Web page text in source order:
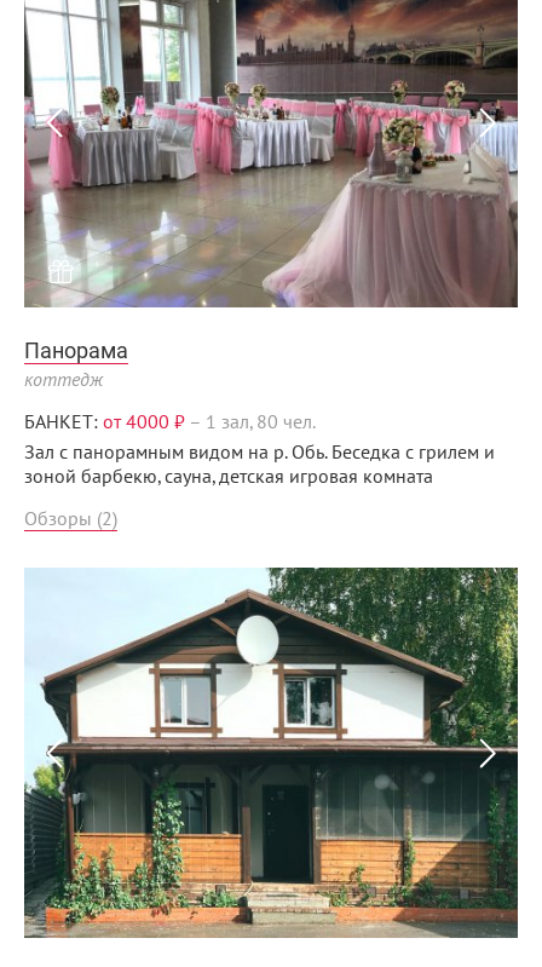
Menunsk.ru
Панорама
коттедж
БАНКЕТ: от 4000 ₽ – 1 зал, 80 чел.
Зал с панорамным видом на р. Обь. Беседка с грилем и
зоной барбекю, сауна, детская игровая комната
Обзоры (2)